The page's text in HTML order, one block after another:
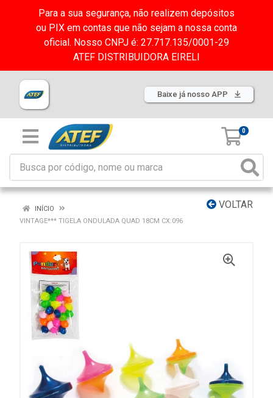
Para a sua segurança, não realizem depósitos
ou PIX em contas que não sejam a nossa conta
oficial. Nosso CNPJ é: 27.717.135/0001-29
ATEF DISTRIBUIDORA EIRELI
Baixe já nosso APP
0
VOLTAR
INÍCIO
VINTAGE*** TIGELA ONDULADA QUAD 18CM CX:096